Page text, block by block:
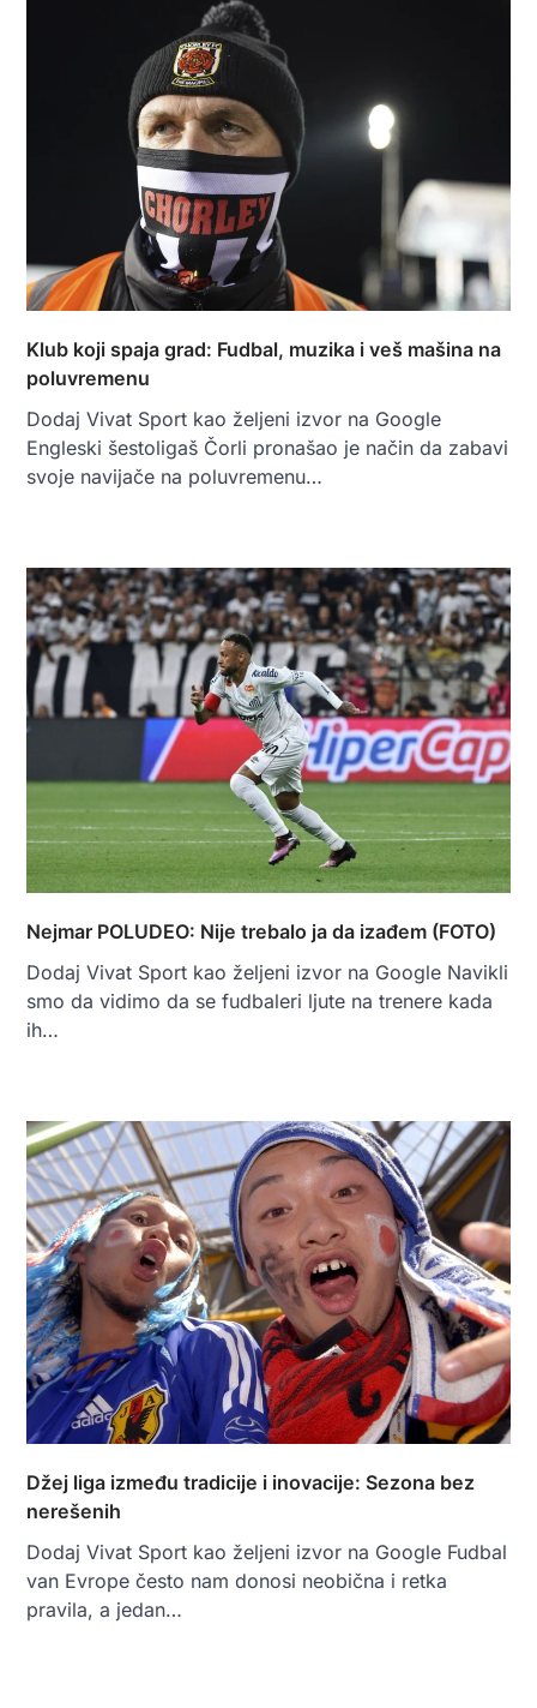
Klub koji spaja grad: Fudbal, muzika i veš mašina na
poluvremenu
Dodaj Vivat Sport kao željeni izvor na Google
Engleski šestoligaš Čorli pronašao je način da zabavi
svoje navijače na poluvremenu…
Nejmar POLUDEO: Nije trebalo ja da izađem (FOTO)
Dodaj Vivat Sport kao željeni izvor na Google Navikli
smo da vidimo da se fudbaleri ljute na trenere kada
ih…
Džej liga između tradicije i inovacije: Sezona bez
nerešenih
Dodaj Vivat Sport kao željeni izvor na Google Fudbal
van Evrope često nam donosi neobična i retka
pravila, a jedan…